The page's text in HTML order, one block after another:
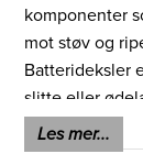
komponenter
mot støv og
Batterideksler
slitte eller
på plass og
kan du ta vare
Les mer...